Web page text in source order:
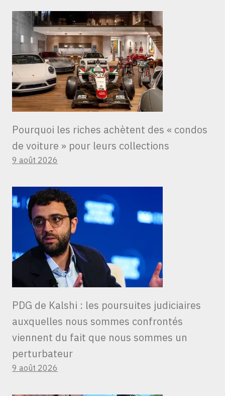
Pourquoi les riches achètent des « condos
de voiture » ​​pour leurs collections
9 août 2026
PDG de Kalshi : les poursuites judiciaires
auxquelles nous sommes confrontés
viennent du fait que nous sommes un
perturbateur
9 août 2026